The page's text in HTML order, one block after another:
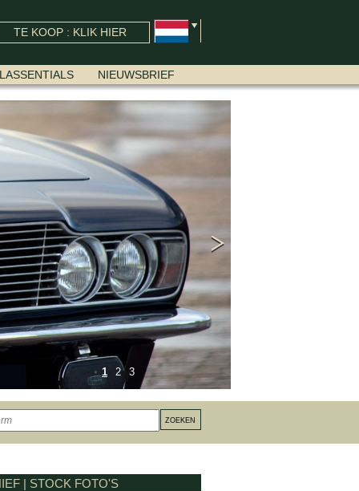
TE KOOP : KLIK HIER
NIEUWSBRIEF
1 2 3
| STOCK FOTO'S